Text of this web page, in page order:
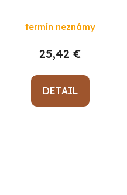
termín neznámy
25,42 €
DETAIL